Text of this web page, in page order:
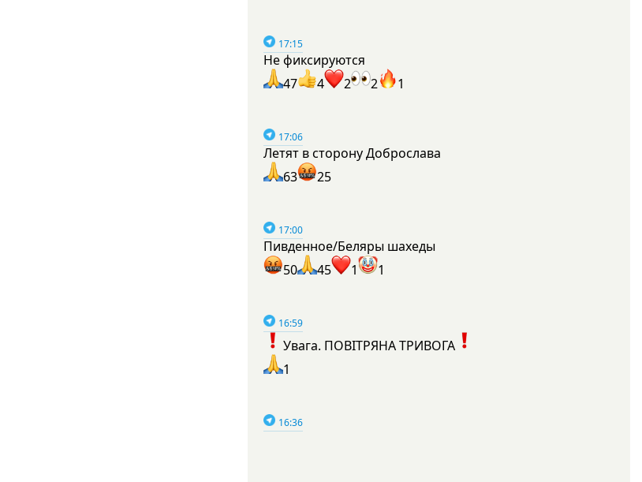
17:15
Не фиксируются
47
4 2 2 1
17:06
Летят в сторону Доброслава
63
25
17:00
Пивденное/Беляры шахеды
50
45 1 1
16:59
Увага. ПОВІТРЯНА ТРИВОГА
1
16:36